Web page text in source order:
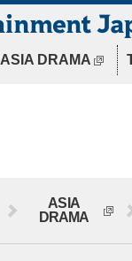
ASIA DRAMA
ASIA
DRAMA